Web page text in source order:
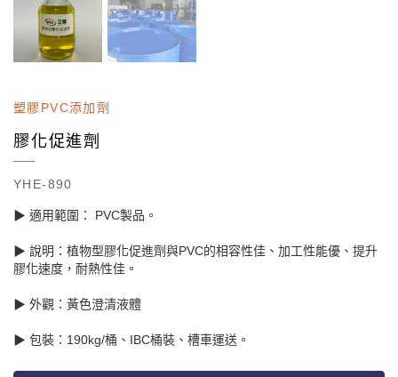
塑膠PVC添加劑
膠化促進劑
YHE-890
▶ 適用範圍： PVC製品。
▶ 說明：植物型膠化促進劑與PVC的相容性佳、加工性能優、提升
膠化速度，耐熱性佳。
▶ 外觀：黃色澄清液體
▶ 包裝：190kg/桶、IBC桶裝、槽車運送。